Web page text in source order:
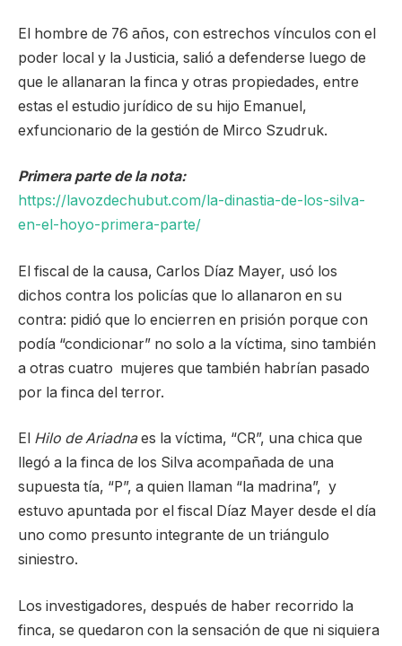
El hombre de 76 años, con estrechos vínculos con el
poder local y la Justicia, salió a defenderse luego de
que le allanaran la finca y otras propiedades, entre
estas el estudio jurídico de su hijo Emanuel,
exfuncionario de la gestión de Mirco Szudruk.
Primera parte de la nota:
https://lavozdechubut.com/la-dinastia-de-los-silva-
en-el-hoyo-primera-parte/
El fiscal de la causa, Carlos Díaz Mayer, usó los
dichos contra los policías que lo allanaron en su
contra: pidió que lo encierren en prisión porque con
podía “condicionar” no solo a la víctima, sino también
a otras cuatro mujeres que también habrían pasado
por la finca del terror.
El Hilo de Ariadnaes la víctima, “CR”, una chica que
llegó a la finca de los Silva acompañada de una
supuesta tía, “P”, a quien llaman “la madrina”, y
estuvo apuntada por el fiscal Díaz Mayer desde el día
uno como presunto integrante de un triángulo
siniestro.
Los investigadores, después de haber recorrido la
finca, se quedaron con la sensación de que ni siquiera